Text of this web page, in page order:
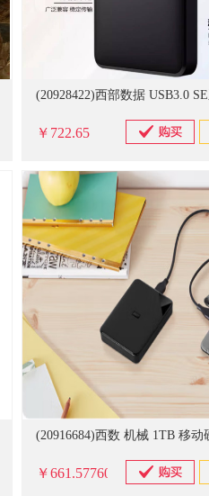
￥722.65
￥661.577608